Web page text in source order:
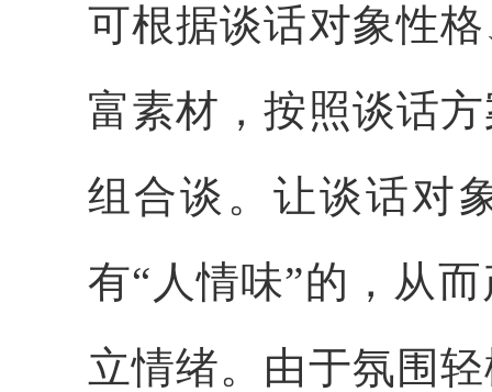
可根据谈话对象性
富素材，按照谈话
组合谈。让谈话对
有“人情味”的，从
立情绪。由于氛围